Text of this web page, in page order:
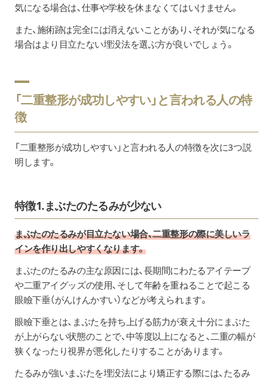
気になる場合は、仕事や学校を休まなくてはいけません。
また、施術跡は完全には消えないことがあり、それが気になる
場合はより目立たない埋没法を選ぶ方が良いでしょう。
「二重整形が成功しやすい」と言われる人の特
徴
「二重整形が成功しやすい」と言われる人の特徴を次に3つ説
明します。
特徴1.まぶたのたるみが少ない
まぶたのたるみが目立たない場合、二重整形の際に美しいラ
インを作り出しやすくなります。
まぶたのたるみの主な原因には、長期間にわたるアイテープ
や二重アイグッズの使用、そして年齢を重ねることで起こる
眼瞼下垂（がんけんかすい）などが考えられます。
眼瞼下垂とは、まぶたを持ち上げる筋力が衰え十分にまぶた
が上がらない状態のことで、中等度以上になると、二重の幅が
狭くなったり視界が悪化したりすることがあります。
たるみが強いまぶたを埋没法により矯正する際には、たるみ